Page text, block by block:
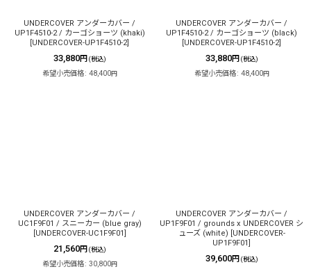
UNDERCOVER アンダーカバー /
UP1F4510-2 / カーゴショーツ (khaki)
UNDERCOVER-UP1F4510-2]
33,880円 (税込)
希望小売価格: 48,400円
UNDERCOVER アンダーカバー /
UP1F4510-2 / カーゴショーツ (black)
UNDERCOVER-UP1F4510-2]
33,880円 (税込)
希望小売価格: 48,400円
UNDERCOVER アンダーカバー /
UC1F9F01 / スニーカー (blue gray)
UNDERCOVER-UC1F9F01
21,560円 (税込)
希望小売価格: 30,800円
UNDERCOVER アンダーカバー /
UP1F9F01 / grounds x UNDERCOVER シ
ューズ (white)
UNDERCOVER-
UP1F9F01
39,600円 (税込)